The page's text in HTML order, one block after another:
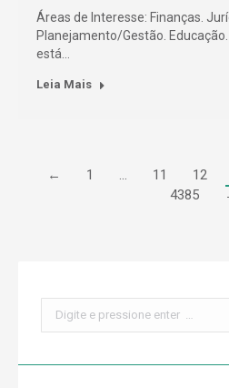
Áreas de Interesse: Finanças.
Planejamento/Gestão.
está…
Leia Mais
← 1 … 11 12
4385